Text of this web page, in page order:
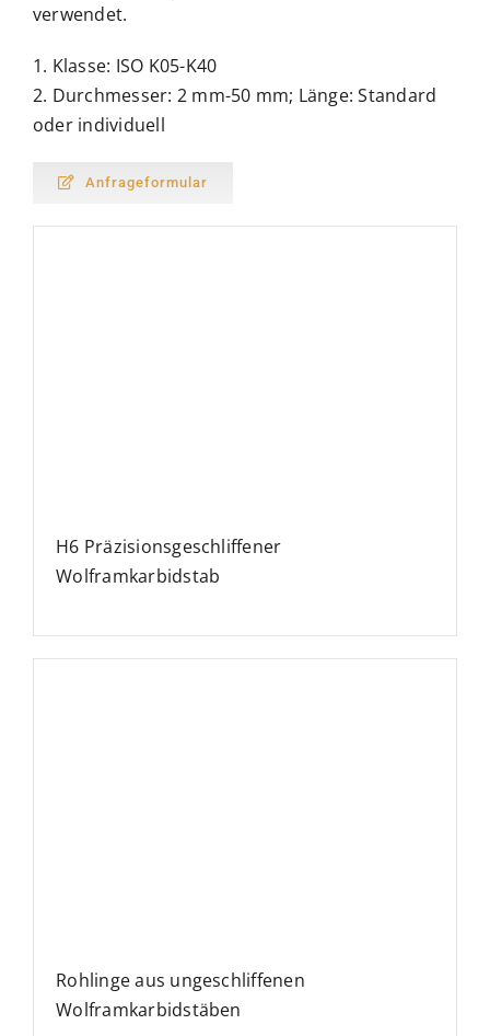
verwendet.
1. Klasse: ISO K05-K40
2. Durchmesser: 2 mm-50 mm; Länge: Standard
oder individuell
Anfrageformular
H6 Präzisionsgeschliffener
Wolframkarbidstab
Rohlinge aus ungeschliffenen
Wolframkarbidstäben